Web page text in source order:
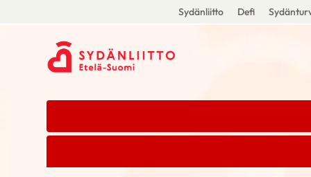
Sydänliitto Defi